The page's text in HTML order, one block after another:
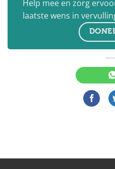
Help mee en zorg
laatste wens in